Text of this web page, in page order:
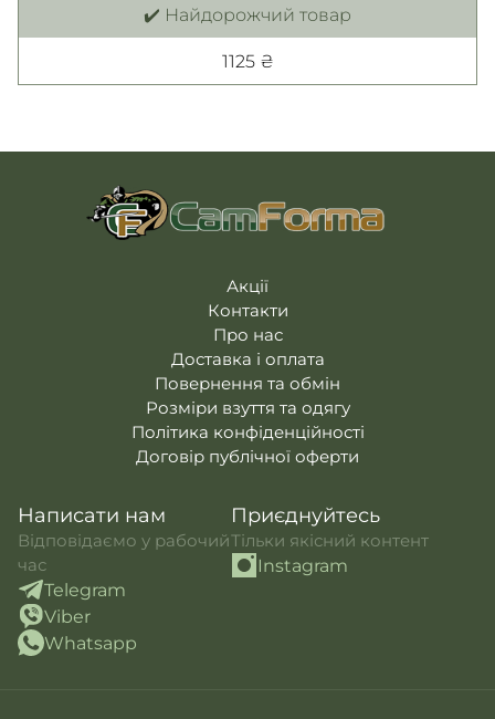
✔️ Найдорожчий товар
1125 ₴
Акції
Контакти
Про нас
Доставка і оплата
Повернення та обмін
Розміри взуття та одягу
Політика конфіденційності
Договір публічної оферти
Написати нам
Відповідаємо у рабочий
час
Telegram
Viber
Whatsapp
Приєднуйтесь
Тільки якісний контент
Instagram